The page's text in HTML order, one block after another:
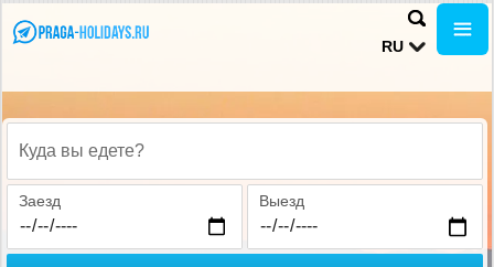
RU
Куда вы едете?
Заезд Выезд